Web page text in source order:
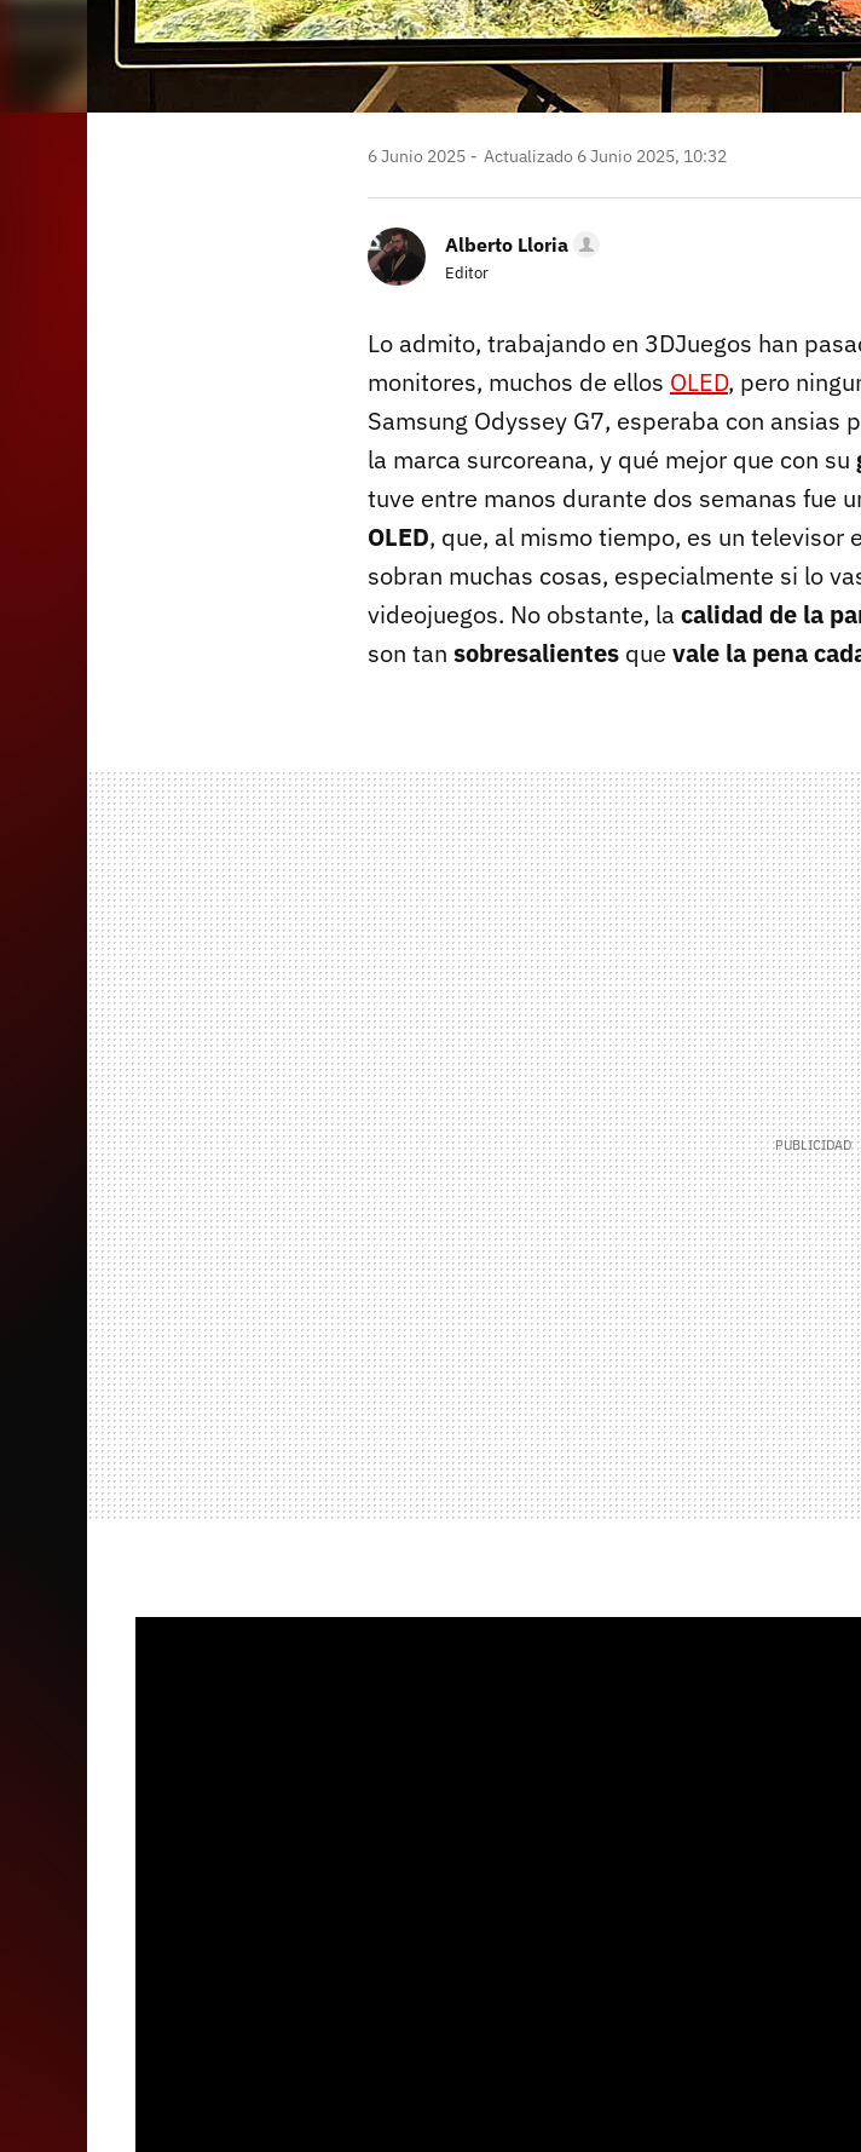
6 Junio 2025 Actualizado 6 Junio 2025, 10:32
Alberto Lloria
Editor
Lo admito, trabajando en 3DJuegos han
monitores, muchos de ellos OLED, pero
Samsung Odyssey G7, esperaba con ansias
la marca surcoreana, y qué mejor que con su
tuve entre manos durante dos semanas fue
OLED, que, al mismo tiempo, es un televisor
sobran muchas cosas, especialmente si lo
videojuegos. No obstante, la calidad de la
son tan sobresalientes que vale la pena